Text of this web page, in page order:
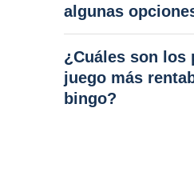
algunas
¿Cuáles son los
juego más
bingo?